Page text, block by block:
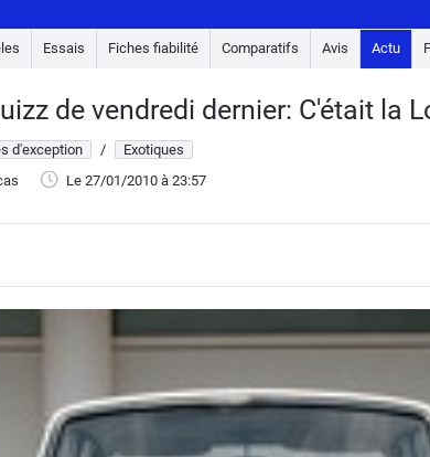
Essais Fiches fiabilité Comparatifs Avis Actu
de vendredi dernier: C'était la
d'exception /
Exotiques
Le 27/01/2010 à 23:57